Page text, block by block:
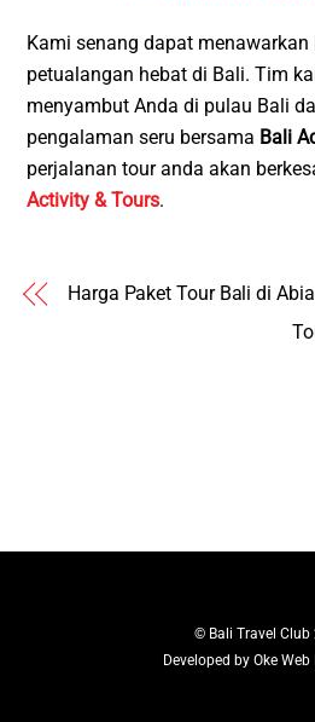
Kami senang dapat
petualangan hebat di Bali. Tim
menyambut Anda di pulau Bali
pengalaman seru bersama Bali
perjalanan tour anda akan
Activity & Tours.
Harga Paket Tour Bali di
© Bali Travel Club
Developed by Oke